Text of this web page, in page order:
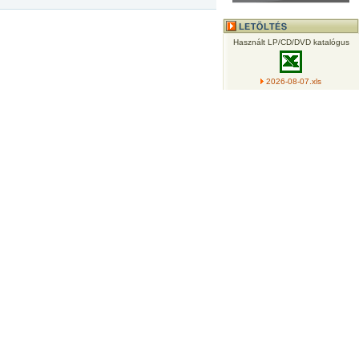
Használt LP/CD/DVD katalógus
2026-08-07.xls